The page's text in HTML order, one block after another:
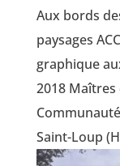
Aux bords
paysages
graphique
2018 Maîtres
Saint-Loup